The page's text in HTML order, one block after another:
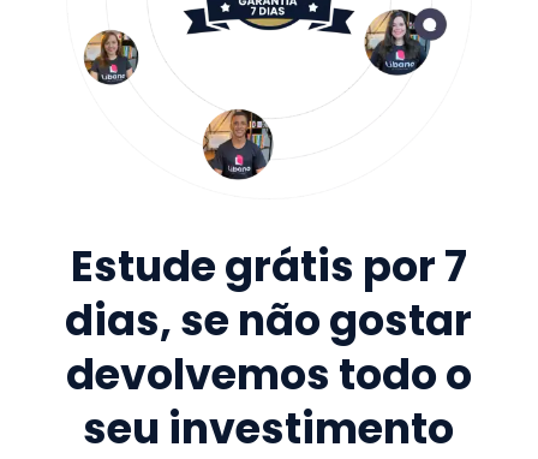
Estude grátis por 7
dias, se não gostar
devolvemos todo o
seu investimento